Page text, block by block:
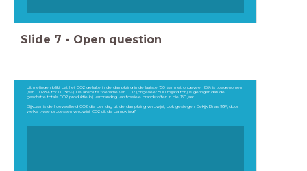
Slide 7 - Open question
Uit metingen blijkt dat het CO2 gehalte in de dampkring in de laatste 150 jaar met ongeveer 25% is toegenomen
(van 0.028% tot 0.036%). De absolute toename van CO2 (ongeveer 500 miljard ton) is geringer dan de
geschatte totale CO2 produktie bij verbranding van fossiele brandstoffen in die 150 jaar.
Blijkbaar is de hoeveelheid CO2 die per dag uit de dampkring verdwijnt, ook gestegen. Bekijk Binas 93F, door
welke twee processen verdwijnt CO2 uit de dampkring?